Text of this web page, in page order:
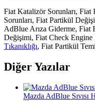
Fiat Katalizör Sorunları,
Sorunları, Fiat Partikül
AdBlue Arıza Giderme, Fiat
Değişimi, Fiat Check Engine
Tıkanıklığı, Fiat Partikül
Diğer Yazılar
Mazda AdBlue Sıvısı